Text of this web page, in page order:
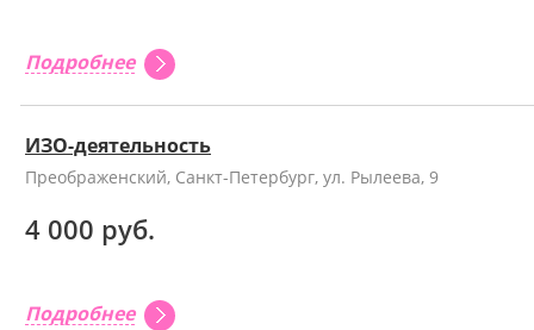
Подробнее
ИЗО-деятельность
Преображенский, Санкт-Петербург, ул. Рылеева, 9
4 000 руб.
Подробнее